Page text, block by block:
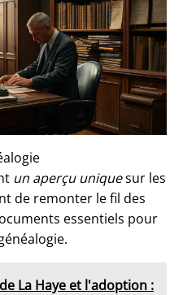
un aperçu uniquesur les
de remonter le fil des
essentiels pour
La Haye et l'adoption :